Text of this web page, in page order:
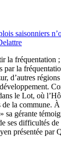
saisonniers
la fréquentation
par la
d’autres
le Lot, où
de la commune.
sa gérante
ses difficultés de
présentée par